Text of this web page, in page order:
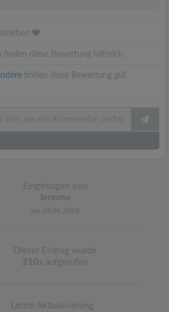
finden diese Bewertung hilfreich.
finden diese Bewertung gut
Eingetragen von
Jenome
am 28.04.2026
Dieser Eintrag wurde
210x aufgerufen
Letzte Aktualisierung